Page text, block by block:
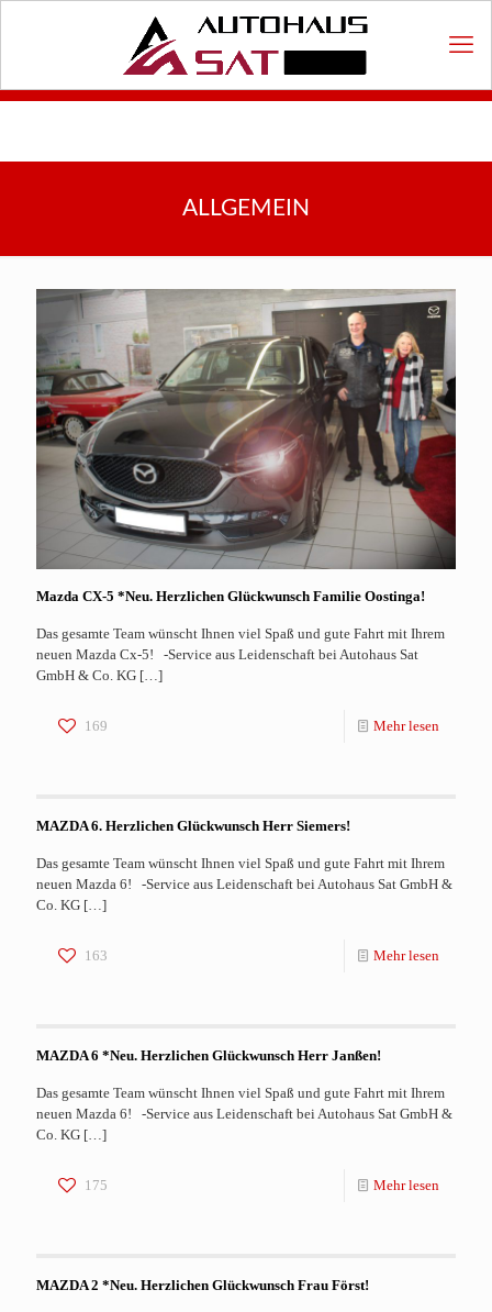
ALLGEMEIN
Mazda CX-5 *Neu. Herzlichen Glückwunsch Familie Oostinga!
Das gesamte Team wünscht Ihnen viel Spaß und gute Fahrt mit Ihrem
neuen Mazda Cx-5! -Service aus Leidenschaft bei Autohaus Sat
GmbH & Co. KG […]
169 Mehr lesen
MAZDA 6. Herzlichen Glückwunsch Herr Siemers!
Das gesamte Team wünscht Ihnen viel Spaß und gute Fahrt mit Ihrem
neuen Mazda 6! -Service aus Leidenschaft bei Autohaus Sat GmbH &
Co. KG […]
163 Mehr lesen
MAZDA 6 *Neu. Herzlichen Glückwunsch Herr Janßen!
Das gesamte Team wünscht Ihnen viel Spaß und gute Fahrt mit Ihrem
neuen Mazda 6! -Service aus Leidenschaft bei Autohaus Sat GmbH &
Co. KG […]
175 Mehr lesen
MAZDA 2 *Neu. Herzlichen Glückwunsch Frau Först!